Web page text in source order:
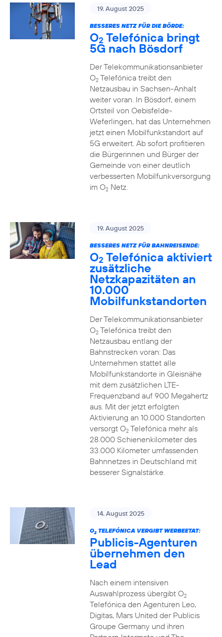
19. August 2025
BESSERES NETZ FÜR DIE BÖRDE:
O2 Telefónica bringt
5G nach Bösdorf
Der Telekommunikationsanbieter
O2Telefónica treibt den
Netzausbau in Sachsen-Anhalt
weiter voran. In Bösdorf, einem
Ortsteil von Oebisfelde-
Weferlingen, hat das Unternehmen
jetzt einen Mobilfunkstandort auf
5G erweitert. Ab sofort profitieren
die Bürgerinnen und Bürger der
Gemeinde von einer deutlich
verbesserten Mobilfunkversorgung
im O2Netz.
19. August 2025
BESSERES NETZ FÜR BAHNREISENDE:
O2 Telefónica aktiviert
zusätzliche
Netzkapazitäten an
10.000
Mobilfunkstandorten
Der Telekommunikationsanbieter
O2Telefónica treibt den
Netzausbau entlang der
Bahnstrecken voran: Das
Unternehmen stattet alle
Mobilfunkstandorte in Gleisnähe
mit dem zusätzlichen LTE-
Frequenzband auf 900 Megahertz
aus. Mit der jetzt erfolgten
Aktivierung an 10.000 Standorten
versorgt O2Telefónica mehr als
28.000 Schienenkilometer des
33.000 Kilometer umfassenden
Bahnnetzes in Deutschland mit
besserer Signalstärke.
14. August 2025
O2TELEFÓNICA VERGIBT WERBEETAT:
Publicis-Agenturen
übernehmen den
Lead
Nach einem intensiven
Auswahlprozess übergibt O2
Telefónica den Agenturen Leo,
Digitas, Mars United der Publicis
Groupe Germany und ihren